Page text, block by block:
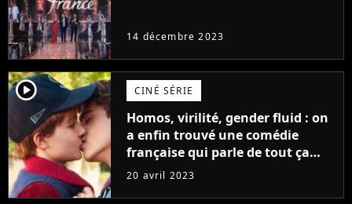
14 décembre 2023
player2 CINÉ SÉRIE
Homos, virilité, gender fluid : on
a enfin trouvé une comédie
française qui parle de tout ça
sans être super ringarde
20 avril 2023